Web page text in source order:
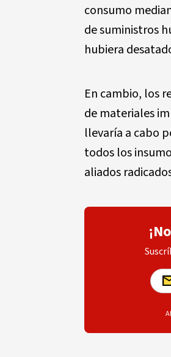
consumo
de suministros
hubiera
En cambio, los
de materiales
llevaría a cabo
todos los
aliados